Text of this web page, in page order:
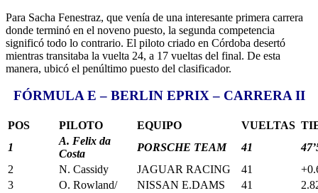
Para Sacha Fenestraz, que venía de una interesante primera carrera
donde terminó en el noveno puesto, la segunda competencia
significó todo lo contrario. El piloto criado en Córdoba desertó
mientras transitaba la vuelta 24, a 17 vueltas del final. De esta
manera, ubicó el penúltimo puesto del clasificador.
FÓRMULA E – BERLIN EPRIX – CARRERA II
POS PILOTO EQUIPO VUELTAS
1
A. Felix da
Costa
PORSCHE TEAM 41
2
N. Cassidy JAGUAR RACING 41
3
O. Rowland/ NISSAN E.DAMS 41